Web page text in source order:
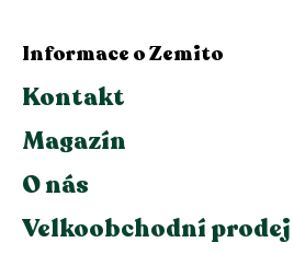
Informace o Zemito
Kontakt
Magazín
O nás
Velkoobchodní prodej